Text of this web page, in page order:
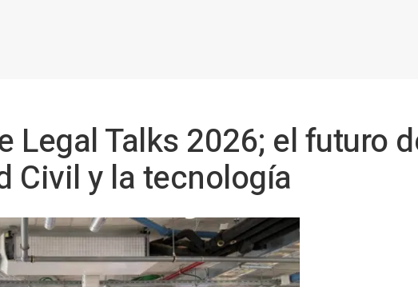
Legal Talks 2026; el futuro
Civil y la tecnología